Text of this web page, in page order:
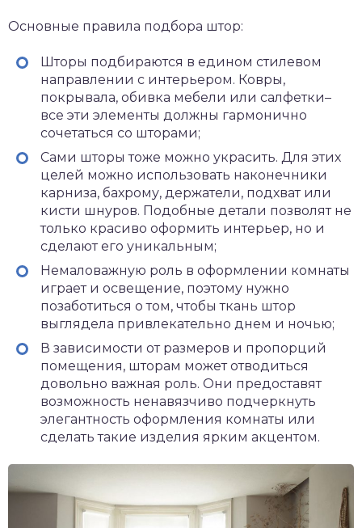
Основные правила подбора штор:
Шторы подбираются в едином стилевом
направлении с интерьером. Ковры,
покрывала, обивка мебели или салфетки–
все эти элементы должны гармонично
сочетаться со шторами;
Сами шторы тоже можно украсить. Для этих
целей можно использовать наконечники
карниза, бахрому, держатели, подхват или
кисти шнуров. Подобные детали позволят не
только красиво оформить интерьер, но и
сделают его уникальным;
Немаловажную роль в оформлении комнаты
играет и освещение, поэтому нужно
позаботиться о том, чтобы ткань штор
выглядела привлекательно днем и ночью;
В зависимости от размеров и пропорций
помещения, шторам может отводиться
довольно важная роль. Они предоставят
возможность ненавязчиво подчеркнуть
элегантность оформления комнаты или
сделать такие изделия ярким акцентом.